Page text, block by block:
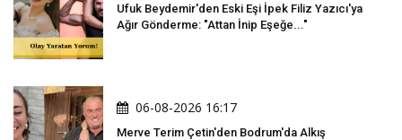
Ufuk Beydemir'den Eski Eşi İpek Filiz Yazıcı'ya
Ağır Gönderme: "Attan İnip Eşeğe..."
06-08-2026 16:17
Merve Terim Çetin'den Bodrum'da Alkış